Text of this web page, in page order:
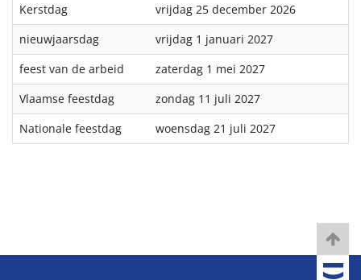
Kerstdag
vrijdag 25 december 2026
nieuwjaarsdag
vrijdag 1 januari 2027
feest van de arbeid
zaterdag 1 mei 2027
Vlaamse feestdag
zondag 11 juli 2027
Nationale feestdag
woensdag 21 juli 2027